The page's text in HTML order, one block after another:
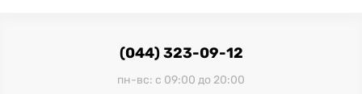
(044) 323-09-12
пн-вс: с 09:00 до 20:00